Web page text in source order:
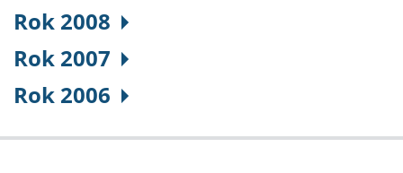
Rok 2008
Rok 2007
Rok 2006